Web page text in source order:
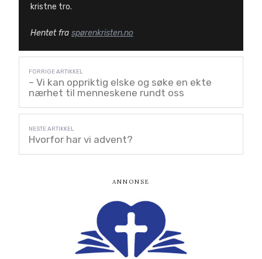
kristne tro.
Hentet fra spørenkristen.no
– Vi kan oppriktig elske og søke en ekte
nærhet til menneskene rundt oss
Hvorfor har vi advent?